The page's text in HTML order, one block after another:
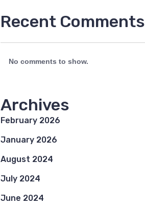
Recent Comments
No comments to show.
Archives
February 2026
January 2026
August 2024
July 2024
June 2024